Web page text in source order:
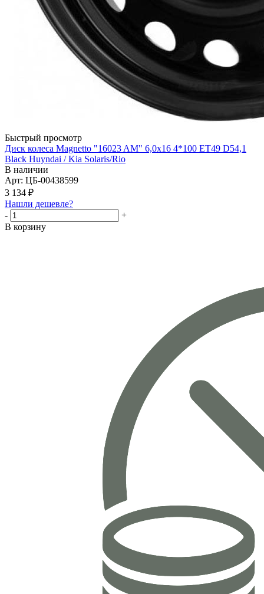
Быстрый просмотр
Диск колеса Magnetto "16023 AM" 6,0x16 4*100 ET49 D54,1
Black Huyndai / Kia Solaris/Rio
В наличии
Арт: ЦБ-00438599
3 134 ₽
Нашли дешевле?
-
+
В корзину